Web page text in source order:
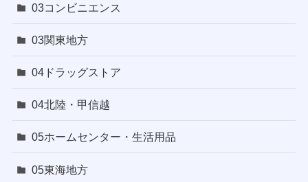
03コンビニエンス
03関東地方
04ドラッグストア
04北陸・甲信越
05ホームセンター・生活用品
05東海地方